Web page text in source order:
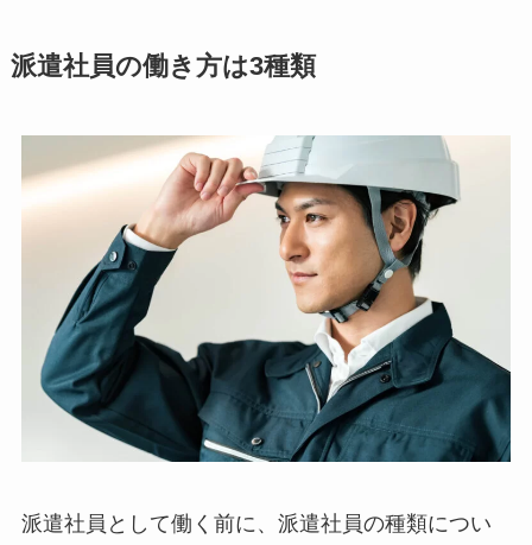
派遣社員の働き方は3種類
派遣社員として働く前に、派遣社員の種類につい